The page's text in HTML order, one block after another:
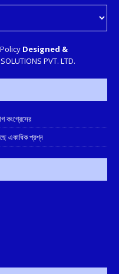
Designed &
PVT. LTD.
কংগ্রেসের
একাধিক প্রশ্ন